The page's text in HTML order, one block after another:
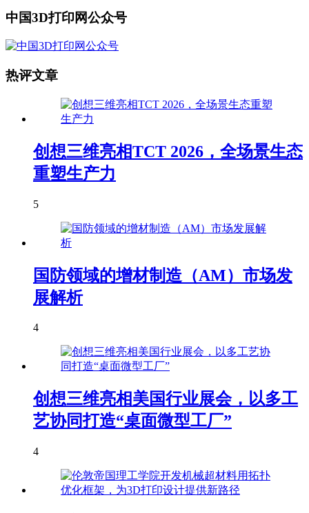
中国3D打印网公众号
热评文章
创想三维亮相TCT 2026，全场景生态
重塑生产力
5
国防领域的增材制造（AM）市场发
展解析
4
创想三维亮相美国行业展会，以多工
艺协同打造“桌面微型工厂”
4